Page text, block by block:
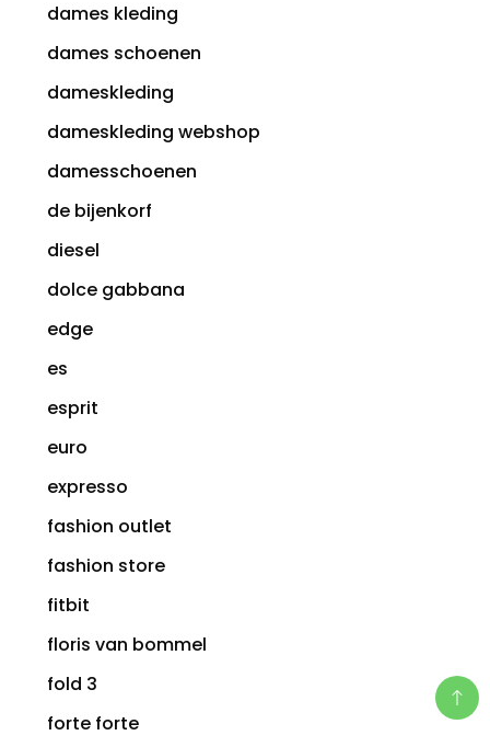
dames kleding
dames schoenen
dameskleding
dameskleding webshop
damesschoenen
de bijenkorf
diesel
dolce gabbana
edge
es
esprit
euro
expresso
fashion outlet
fashion store
fitbit
floris van bommel
fold 3
forte forte